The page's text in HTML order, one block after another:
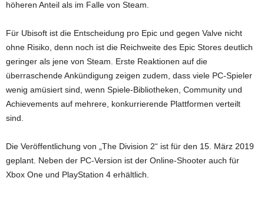
höheren Anteil als im Falle von Steam.
Für Ubisoft ist die Entscheidung pro Epic und gegen Valve nicht
ohne Risiko, denn noch ist die Reichweite des Epic Stores deutlich
geringer als jene von Steam. Erste Reaktionen auf die
überraschende Ankündigung zeigen zudem, dass viele PC-Spieler
wenig amüsiert sind, wenn Spiele-Bibliotheken, Community und
Achievements auf mehrere, konkurrierende Plattformen verteilt
sind.
Die Veröffentlichung von „The Division 2“ ist für den 15. März 2019
geplant. Neben der PC-Version ist der Online-Shooter auch für
Xbox One und PlayStation 4 erhältlich.